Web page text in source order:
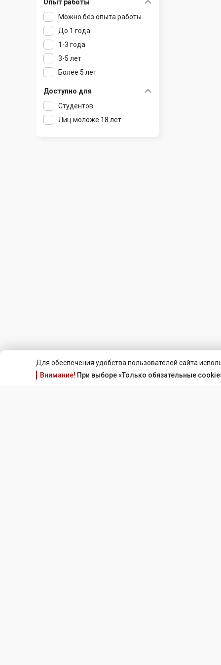
Для обеспечения удобства пользователей сайта
Внимание! При выборе «Только обязательные
Раков
Ратомка
Самохваловичи
Сеница
Слуцк
Смиловичи
Смолевичи
Солигорск
Старые Дороги
Шклов
Опыт работы
Можно без опыта работы
До 1 года
1-3 года
3-5 лет
Более 5 лет
Доступно для
Студентов
Лиц моложе 18 лет